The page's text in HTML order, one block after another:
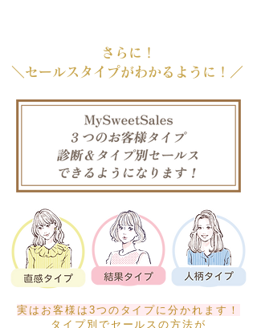
さらに！
＼セールスタイプがわかるように！
／
実はお客様は3つのタイプに分かれます！
タイプ別でセールスの方法が